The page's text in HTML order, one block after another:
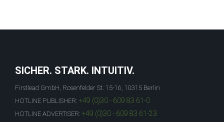
SICHER. STARK. INTUITIV.
Firstlead GmbH, Rosenfelder St. 15-16, 10315 Berlin
HOTLINE PUBLISHER: +49 (0)30 - 609 83 61-0
HOTLINE ADVERTISER: +49 (0)30 - 609 83 61-23